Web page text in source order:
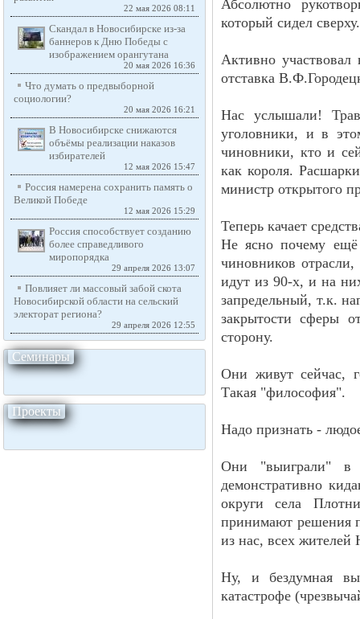
22 мая 2026 08:11
Скандал в Новосибирске из-за
баннеров к Дню Победы с
изображением орангутана
20 мая 2026 16:36
Что думать о предвыборной
социологии?
20 мая 2026 16:21
В Новосибирске снижаются
объёмы реализации наказов
избирателей
12 мая 2026 15:47
Россия намерена сохранить
память о Великой Победе
12 мая 2026 15:29
Россия способствует созданию
более справедливого
миропорядка
29 апреля 2026 13:07
Повлияет ли массовый забой
скота Новосибирской области
на сельский электорат региона?
29 апреля 2026 12:55
Семинары
Проекты
Абсолютно
который сидел
Активно участвовал
отставка
Нас услышали!
уголовники, и в
чиновники, кто и
как короля.
министр открытого
Теперь качает
Не ясно почему
чиновников
идут из 90-х, и на
запредельный, т.к.
закрытости сферы
сторону.
Они живут сейчас,
Такая "философия".
Надо признать -
Они "выиграли" в
демонстративно
округи села
принимают решения
из нас, всех жителей
Ну, и бездумная
катастрофе